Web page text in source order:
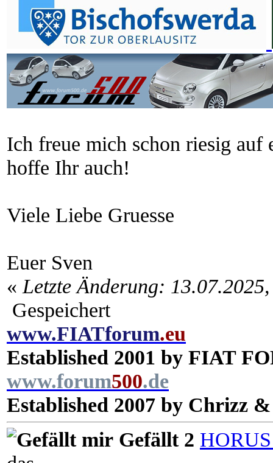
Ich freue mich schon riesig auf
hoffe Ihr auch!
Viele Liebe Gruesse
Euer Sven
« Letzte Änderung:
Gespeichert
www.FIATforum.eu
Established 2001 by FIAT
www.forum500.de
Established 2007 by Chrizz
Gefällt 2